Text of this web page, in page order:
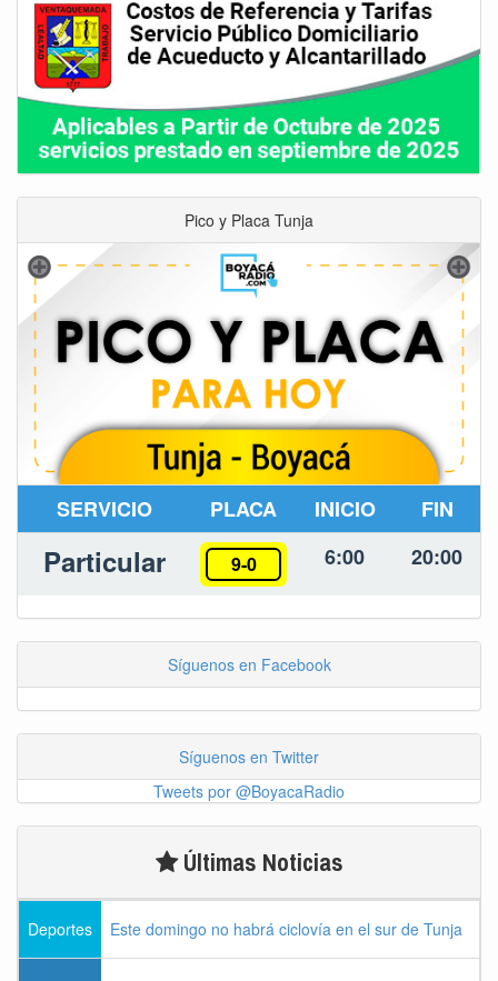
Pico y Placa Tunja
SERVICIO PLACA INICIO FIN
Particular 9-0 6:00 20:00
Síguenos en Facebook
Síguenos en Twitter
Tweets por @BoyacaRadio
Últimas Noticias
Deportes Este domingo no habrá ciclovía en el sur de Tunja